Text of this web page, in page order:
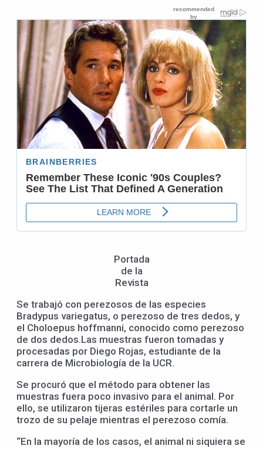
Portada
de la
Revista
Se trabajó con perezosos de las especies
Bradypus variegatus, o perezoso de tres dedos, y
el Choloepus hoffmanni, conocido como perezoso
de dos dedos.Las muestras fueron tomadas y
procesadas por Diego Rojas, estudiante de la
carrera de Microbiología de la UCR.
Se procuró que el método para obtener las
muestras fuera poco invasivo para el animal. Por
ello, se utilizaron tijeras estériles para cortarle un
trozo de su pelaje mientras el perezoso comía.
“En la mayoría de los casos, el animal ni siquiera se